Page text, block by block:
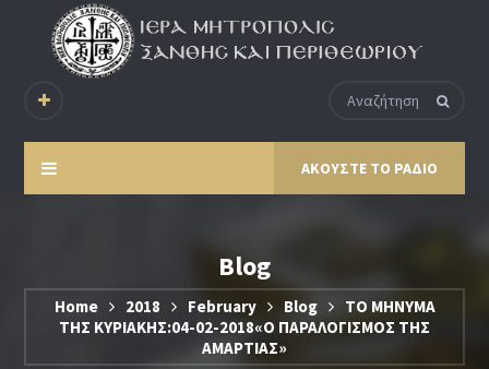
ΑΚΟΥΣΤΕ ΤΟ ΡΑΔΙΟ
Blog
Home 2018 February Blog
ΤΟ ΜΗΝΥΜΑ
ΤΗΣ ΚΥΡΙΑΚΗΣ:04-02-2018«Ο ΠΑΡΑΛΟΓΙΣΜΟΣ ΤΗΣ
ΑΜΑΡΤΙΑΣ»